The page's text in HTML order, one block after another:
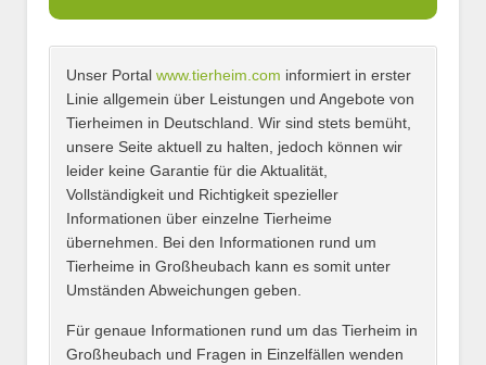
Name*
E-Mail*
Name des Tierheims*
Unser Portal www.tierheim.com informiert in erster
Linie allgemein über Leistungen und Angebote von
Tierheimen in Deutschland. Wir sind stets bemüht,
unsere Seite aktuell zu halten, jedoch können wir
leider keine Garantie für die Aktualität,
Vollständigkeit und Richtigkeit spezieller
Informationen über einzelne Tierheime
übernehmen. Bei den Informationen rund um
Tierheime in Großheubach kann es somit unter
Umständen Abweichungen geben.
Für genaue Informationen rund um das Tierheim in
Großheubach und Fragen in Einzelfällen wenden